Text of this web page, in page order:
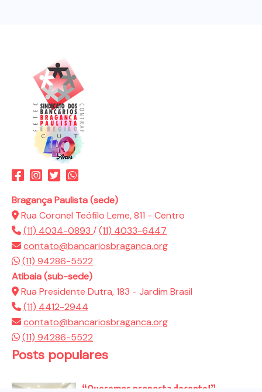
Bragança Paulista (sede)
Rua Coronel Teófilo Leme, 811 - Centro
(11) 4034-0893 /(11) 4033-6447
contato@bancariosbraganca.org
(11) 94286-5522
Atibaia (sub-sede)
Rua Presidente Dutra, 183 - Jardim Brasil
(11) 4412-2944
contato@bancariosbraganca.org
(11) 94286-5522
Posts populares
“Queremos proposta decente!”